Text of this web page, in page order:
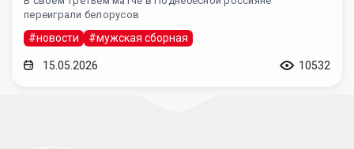
переиграли белорусов
#новости #мужская сборная
15.05.2026 10532